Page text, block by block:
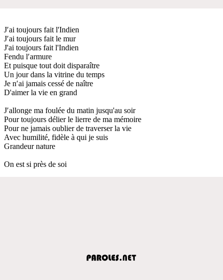
J′ai toujours fait l'Indien
J′ai toujours fait le mur
J'ai toujours fait l'Indien
Fendu l′armure
Et puisque tout doit disparaître
Un jour dans la vitrine du temps
Je n′ai jamais cessé de naître
D'aimer la vie en grand
J′allonge ma foulée du matin jusqu'au soir
Pour toujours délier le lierre de ma mémoire
Pour ne jamais oublier de traverser la vie
Avec humilité, fidèle à qui je suis
Grandeur nature
On est si près de soi